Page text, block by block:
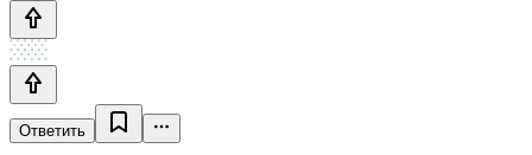
Ответить